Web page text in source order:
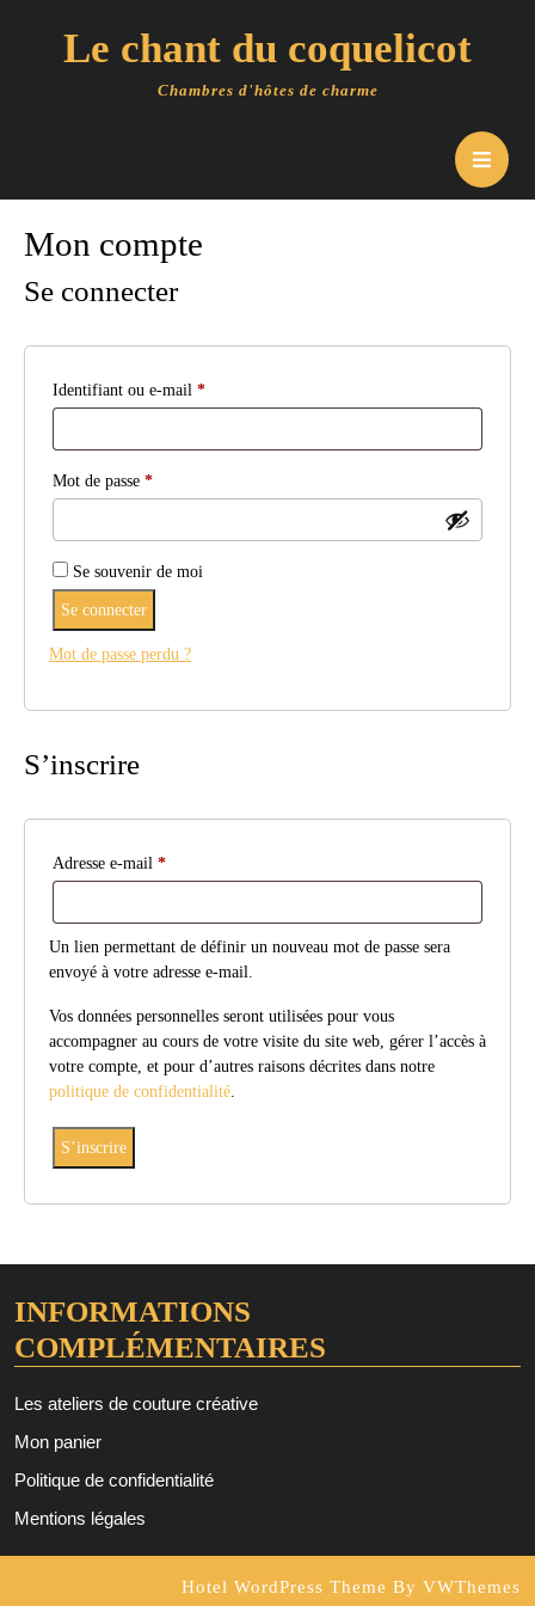
Le chant du coquelicot
Chambres d'hôtes de charme
Mon compte
Se connecter
Identifiant ou e-mail *Obligatoire
Mot de passe *Obligatoire
Se souvenir de moi
Se connecter
Mot de passe perdu ?
S’inscrire
Adresse e-mail *Obligatoire
Un lien permettant de définir un nouveau mot de passe sera
envoyé à votre adresse e-mail.
Vos données personnelles seront utilisées pour vous
accompagner au cours de votre visite du site web, gérer l’accès à
votre compte, et pour d’autres raisons décrites dans notre
politique de confidentialité.
S’inscrire
INFORMATIONS
COMPLÉMENTAIRES
Les ateliers de couture créative
Mon panier
Politique de confidentialité
Mentions légales
Hotel WordPress Theme By VWThemes